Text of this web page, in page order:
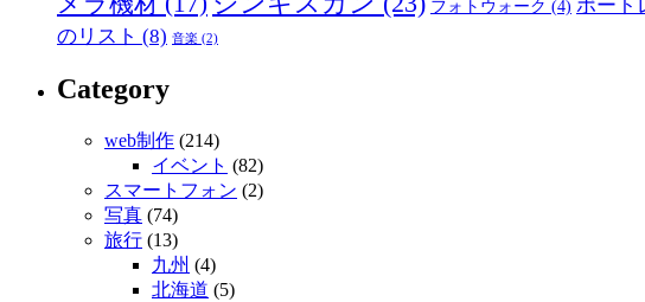
フォトウォーク (4) ポート
のリスト (8) 音楽 (2)
Category
web制作 (214)
イベント (82)
スマートフォン (2)
写真 (74)
旅行 (13)
九州 (4)
北海道 (5)